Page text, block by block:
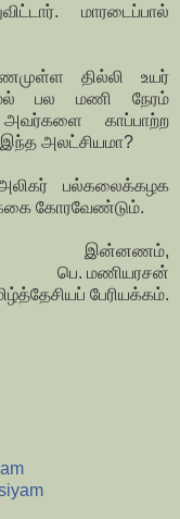
மாரடைப்பால்
தில்லி உயர்
பல மணி நேரம்
அவர்களை காப்பாற்ற
இந்த அலட்சியமா?
பல்கலைக்கழக
கோரவேண்டும்.
இன்னணம்,
பெ. மணியரசன்
பேரியக்கம்.